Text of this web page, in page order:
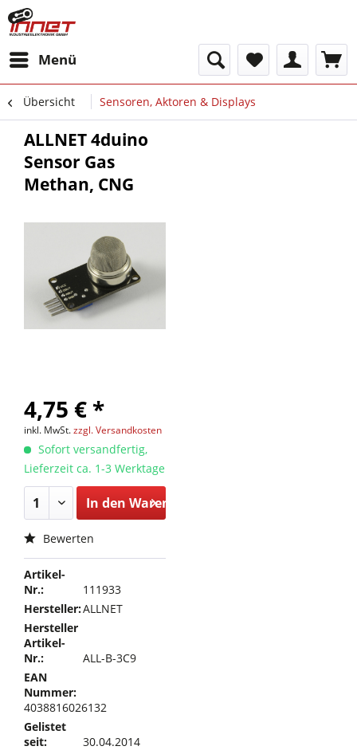
Menü
Übersicht Sensoren, Aktoren & Displays
ALLNET 4duino
Sensor Gas
Methan, CNG
4,75 € *
inkl. MwSt.zzgl. Versandkosten
Sofort versandfertig,
Lieferzeit ca. 1-3 Werktage
In den Warenkorb
Bewerten
Artikel-
Nr.:
111933
Hersteller:ALLNET
Hersteller
Artikel-
Nr.:
ALL-B-3C9
EAN
Nummer:
4038816026132
Gelistet
seit:
30.04.2014